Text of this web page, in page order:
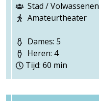
Stad / Volwassenen
Amateurtheater
Dames: 5
Heren: 4
Tijd: 60 min